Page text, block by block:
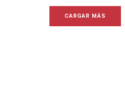
CARGAR MÁS